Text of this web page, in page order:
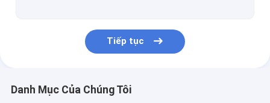
Tiếp tục
Danh Mục Của Chúng Tôi